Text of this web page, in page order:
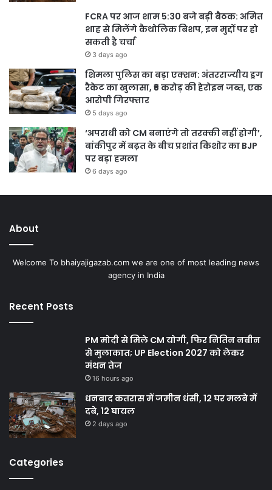
FCRA पर आज शाम 5:30 बजे बड़ी बैठक: अमित
शाह से मिलेंगे कैथोलिक बिशप, इन मुद्दों पर हो
सकती है चर्चा
3 days ago
शिमला पुलिस का बड़ा एक्शन: अंतरराज्यीय ड्रग
रैकेट का खुलासा, ₹6 करोड़ की हेरोइन जब्त, एक
आरोपी गिरफ्तार
5 days ago
‘अपराधी को CM बनाएंगे तो तरक्की नहीं होगी’,
बांकीपुर में बढ़त के बीच प्रशांत किशोर का BJP
पर बड़ा हमला
6 days ago
About
Welcome To bhaiyajigazab.com we are one of most leading news
agency in India
Recent Posts
PM मोदी से मिले CM योगी, फिर नितिन नबीन
से मुलाकात; UP Election 2027 को लेकर
मंथन तेज
16 hours ago
धनबाद कतरास में जमीन धंसी, 12 घर मलबे में
दबे, 12 घायल
2 days ago
Categories